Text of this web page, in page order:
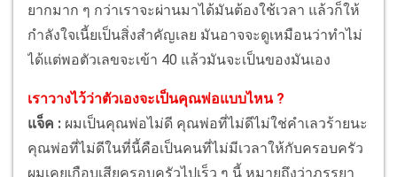
ยากมาก ๆ กว่าเราจะผ่านมาได้มันต้องใช้เวลา แล้วก็ให้
กำลังใจเนี้ยเป็นสิ่งสำคัญเลย มันอาจจะดูเหมือนว่าทำไม่
ได้แต่พอตัวเลขจะเข้า 40 แล้วมันจะเป็นของมันเอง
เราวางไว้ว่าตัวเองจะเป็นคุณพ่อแบบไหน ?
แจ็ค : ผมเป็นคุณพ่อไม่ดี คุณพ่อที่ไม่ดีไม่ใช่คำเลวร้ายนะ
คุณพ่อที่ไม่ดีในที่นี้คือเป็นคนที่ไม่มีเวลาให้กับครอบครัว
ผมเคยเกือบเสียครอบครัวไปเร็ว ๆ นี้ หมายถึงว่าภรรยา